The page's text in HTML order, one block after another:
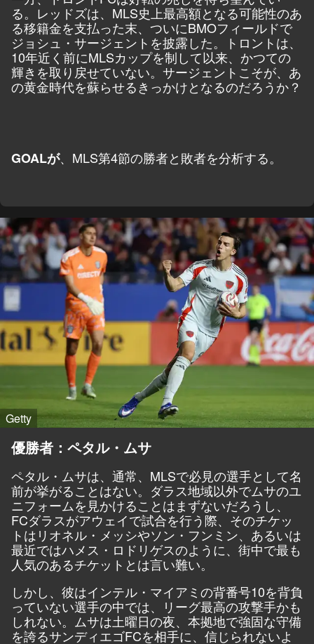
る。レッドズは、MLS史上最高額となる可能性のあ
る移籍金を支払った末、ついにBMOフィールドで
ジョシュ・サージェントを披露した。トロントは、
10年近く前にMLSカップを制して以来、かつての
輝きを取り戻せていない。サージェントこそが、あ
の黄金時代を蘇らせるきっかけとなるのだろうか？
GOALが、MLS第4節の勝者と敗者を分析する。
Getty
優勝者：ペタル・ムサ
ペタル・ムサは、通常、MLSで必見の選手として名
前が挙がることはない。ダラス地域以外でムサのユ
ニフォームを見かけることはまずないだろうし、
FCダラスがアウェイで試合を行う際、そのチケッ
トはリオネル・メッシやソン・フンミン、あるいは
最近ではハメス・ロドリゲスのように、街中で最も
人気のあるチケットとは言い難い。
しかし、彼はインテル・マイアミの背番号10を背負
っていない選手の中では、リーグ最高の攻撃手かも
しれない。ムサは土曜日の夜、本拠地で強固な守備
を誇るサンディエゴFCを相手に、信じられないよ